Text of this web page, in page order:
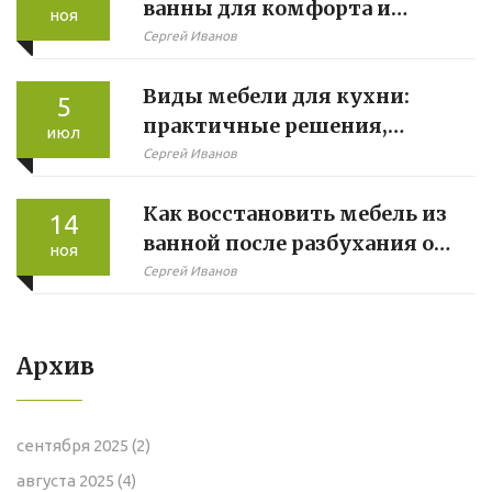
ноя
ванны для комфорта и
удобства
Сергей Иванов
5
июл
Виды мебели для кухни:
практичные решения,
современные тенденции и
Сергей Иванов
14
ноя
Как восстановить мебель из
ванной после разбухания от
воды
Сергей Иванов
Архив
сентября 2025 (2)
августа 2025 (4)